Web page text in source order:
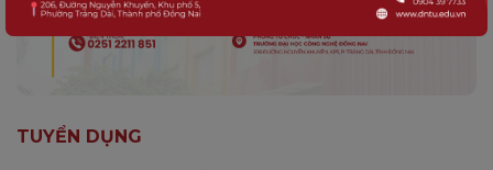
TUYỂN DỤNG